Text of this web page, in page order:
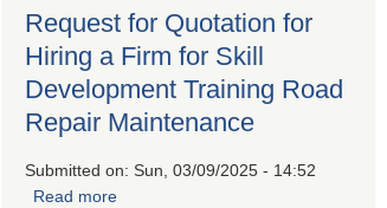
Request for Quotation for
Hiring a Firm for Skill
Development Training Road
Repair Maintenance
Submitted on: Sun, 03/09/2025 - 14:52
Read more